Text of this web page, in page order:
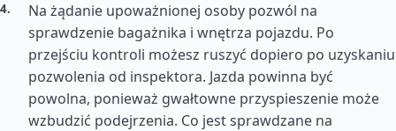
Na żądanie upoważnionej osoby pozwól na
sprawdzenie bagażnika i wnętrza pojazdu. Po
przejściu kontroli możesz ruszyć dopiero po uzyskaniu
pozwolenia od inspektora. Jazda powinna być
powolna, ponieważ gwałtowne przyspieszenie może
wzbudzić podejrzenia. Co jest sprawdzane na